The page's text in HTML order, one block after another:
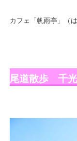
カフェ「帆雨亭」（
尾道散歩 千光